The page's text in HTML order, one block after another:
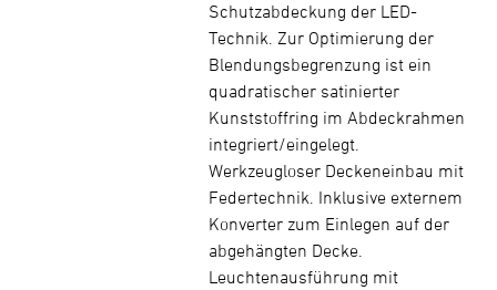
Schutzabdeckung der LED-
Technik. Zur Optimierung der
Blendungsbegrenzung ist ein
quadratischer satinierter
Kunststoffring im Abdeckrahmen
integriert/eingelegt.
Werkzeugloser Deckeneinbau mit
Federtechnik. Inklusive externem
Konverter zum Einlegen auf der
abgehängten Decke.
Leuchtenausführung mit